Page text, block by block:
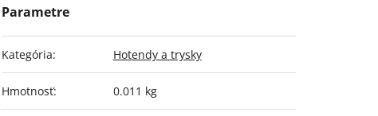
Kategória: Hotendy a trysky
Hmotnosť: 0.011 kg